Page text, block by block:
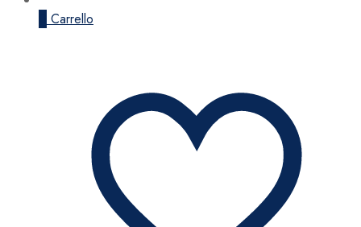
Carrello